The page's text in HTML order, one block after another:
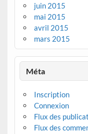
juin 2015
mai 2015
avril 2015
mars 2015
Méta
Inscription
Connexion
Flux des
Flux des